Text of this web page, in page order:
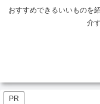
おすすめできるいいものを
介
PR